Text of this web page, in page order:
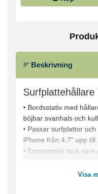
Beskrivning
Surfplattehållare
• Bordsstativ med
böjbar svanhals och
• Passar surfplattor
iPhone från 4,7" upp till
• Ergonomisk tack
• Antiglid kuddar i
surfplattan mot repor
Visa